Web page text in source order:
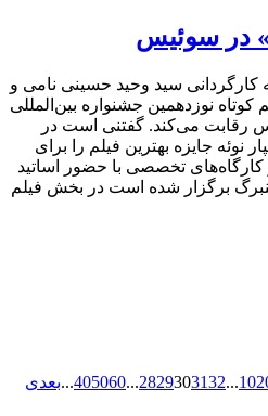
در سوئیس
کارگردانی سید وحید حسینی نامی و
نوزدهمین جشنواره بین‌المللی
رقابت می‌کند. گفتنی است در
نوئه جایزه بهترین فیلم را برای
تخصصی با حضور اساتید
برگزار شده است در بخش فیلم
10
...
2829303132
...
405060
...بعدی